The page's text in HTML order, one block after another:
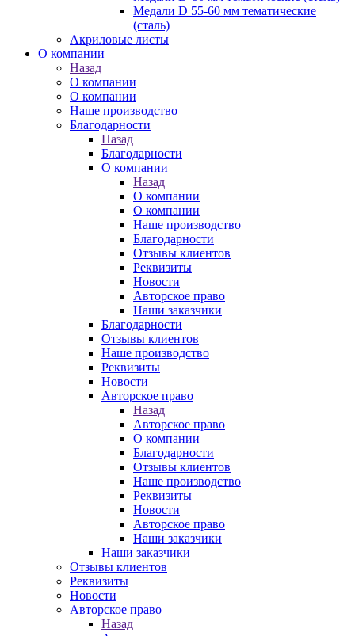
Медали D 55-60 мм тематические
(сталь)
Акриловые листы
О компании
Назад
О компании
О компании
Наше производство
Благодарности
Назад
Благодарности
О компании
Назад
О компании
О компании
Наше производство
Благодарности
Отзывы клиентов
Реквизиты
Новости
Авторское право
Наши заказчики
Благодарности
Отзывы клиентов
Наше производство
Реквизиты
Новости
Авторское право
Назад
Авторское право
О компании
Благодарности
Отзывы клиентов
Наше производство
Реквизиты
Новости
Авторское право
Наши заказчики
Наши заказчики
Отзывы клиентов
Реквизиты
Новости
Авторское право
Назад